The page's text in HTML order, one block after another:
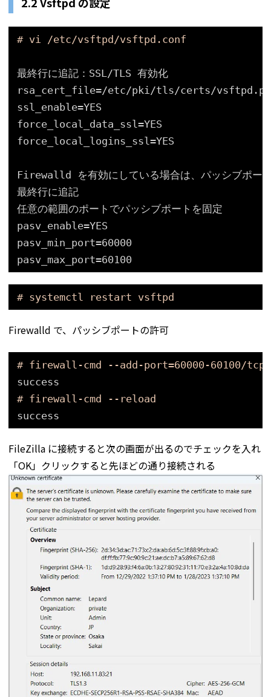
# vi /etc/vsftpd/vsftpd.conf
最終行に追記：SSL/TLS 有効化
rsa_cert_file=/etc/pki/tls/certs/vsftpd
ssl_enable=YES
force_local_data_ssl=YES
force_local_logins_ssl=YES
Firewalld を有効にしている場合は、パッシブポー
最終行に追記
任意の範囲のポートでパッシブポートを固定
pasv_enable=YES
pasv_min_port=60000
pasv_max_port=60100
# systemctl restart vsftpd
Firewalld で、パッシブポートの許可
# firewall-cmd --add-port=60000-60100/tcp
success
# firewall-cmd --reload
success
FileZilla に接続すると次の画面が出るのでチェックを入れ
「OK」クリックすると先ほどの通り接続される